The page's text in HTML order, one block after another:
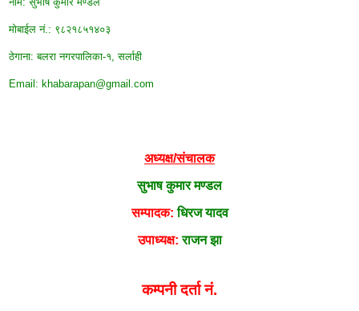
मोबाईल न‌ं.: ९८२१८५१४०३
ठेगाना: बलरा नगरपालिका-१, सर्लाही
Email: khabarapan@gmail.com
अध्यक्ष/संचालक
सुभाष कुमार मण्डल
सम्पादक: धिरज यादव
उपाध्यक्ष: राजन झा
कम्पनी दर्ता नं.